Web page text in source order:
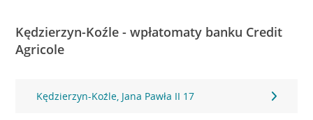
Kędzierzyn-Koźle - wpłatomaty banku Credit
Agricole
Kędzierzyn-Koźle, Jana Pawła II 17